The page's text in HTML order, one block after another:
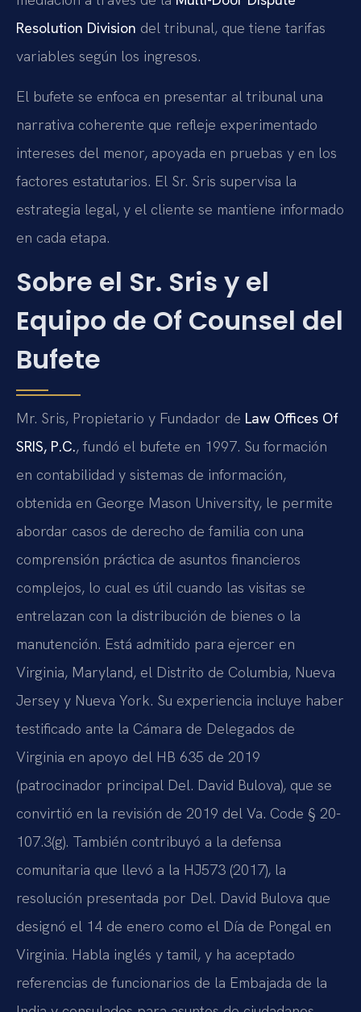
Resolution Division del tribunal, que tiene tarifas
variables según los ingresos.
El bufete se enfoca en presentar al tribunal una
narrativa coherente que refleje experimentado
intereses del menor, apoyada en pruebas y en los
factores estatutarios. El Sr. Sris supervisa la
estrategia legal, y el cliente se mantiene informado
en cada etapa.
Sobre el Sr. Sris y el
Equipo de Of Counsel del
Bufete
Mr. Sris, Propietario y Fundador de Law Offices Of
SRIS, P.C., fundó el bufete en 1997. Su formación
en contabilidad y sistemas de información,
obtenida en George Mason University, le permite
abordar casos de derecho de familia con una
comprensión práctica de asuntos financieros
complejos, lo cual es útil cuando las visitas se
entrelazan con la distribución de bienes o la
manutención. Está admitido para ejercer en
Virginia, Maryland, el Distrito de Columbia, Nueva
Jersey y Nueva York. Su experiencia incluye haber
testificado ante la Cámara de Delegados de
Virginia en apoyo del HB 635 de 2019
(patrocinador principal Del. David Bulova), que se
convirtió en la revisión de 2019 del Va. Code § 20-
107.3(g). También contribuyó a la defensa
comunitaria que llevó a la HJ573 (2017), la
resolución presentada por Del. David Bulova que
designó el 14 de enero como el Día de Pongal en
Virginia. Habla inglés y tamil, y ha aceptado
referencias de funcionarios de la Embajada de la